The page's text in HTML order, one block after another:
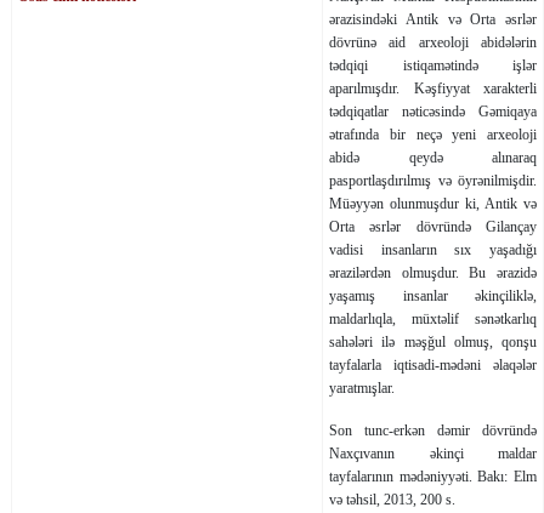
ərazisindəki Antik və Orta əsrlər
dövrünə aid arxeoloji abidələrin
tədqiqi istiqamətində işlər
aparılmışdır. Kəşfiyyat xarakterli
tədqiqatlar nəticəsində Gəmiqaya
ətrafında bir neçə yeni arxeoloji
abidə qeydə alınaraq
pasportlaşdırılmış və öyrənilmişdir.
Müəyyən olunmuşdur ki, Antik və
Orta əsrlər dövründə Gilançay
vadisi insanların sıx yaşadığı
ərazilərdən olmuşdur. Bu ərazidə
yaşamış insanlar əkinçiliklə,
maldarlıqla, müxtəlif sənətkarlıq
sahələri ilə məşğul olmuş, qonşu
tayfalarla iqtisadi-mədəni əlaqələr
yaratmışlar.
Son tunc-erkən dəmir dövründə
Naxçıvanın əkinçi maldar
tayfalarının mədəniyyəti. Bakı: Elm
və təhsil, 2013, 200 s.